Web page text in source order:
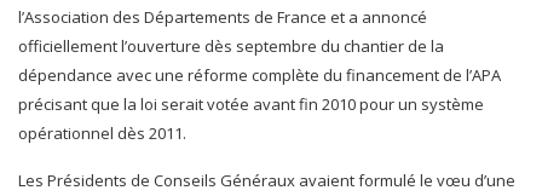
l’Association des Départements de France et a annoncé
officiellement l’ouverture dès septembre du chantier de la
dépendance avec une réforme complète du financement de l’APA
précisant que la loi serait votée avant fin 2010 pour un système
opérationnel dès 2011.
Les Présidents de Conseils Généraux avaient formulé le vœu d’une